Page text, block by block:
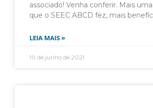
associado! Venha conferir. Mais
que o SEEC ABCD fez, mais
LEIA MAIS »
10 de junho de 2021